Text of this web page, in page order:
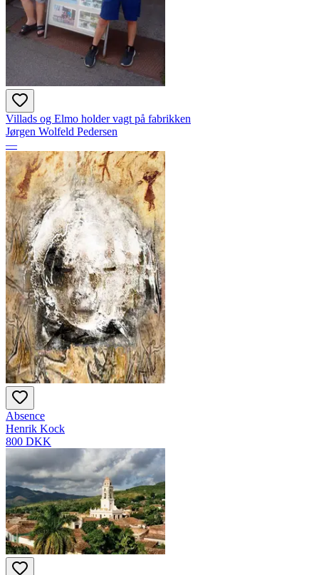
Villads og Elmo holder vagt på fabrikken
Jørgen Wolfeld Pedersen
—
Absence
Henrik Kock
800 DKK